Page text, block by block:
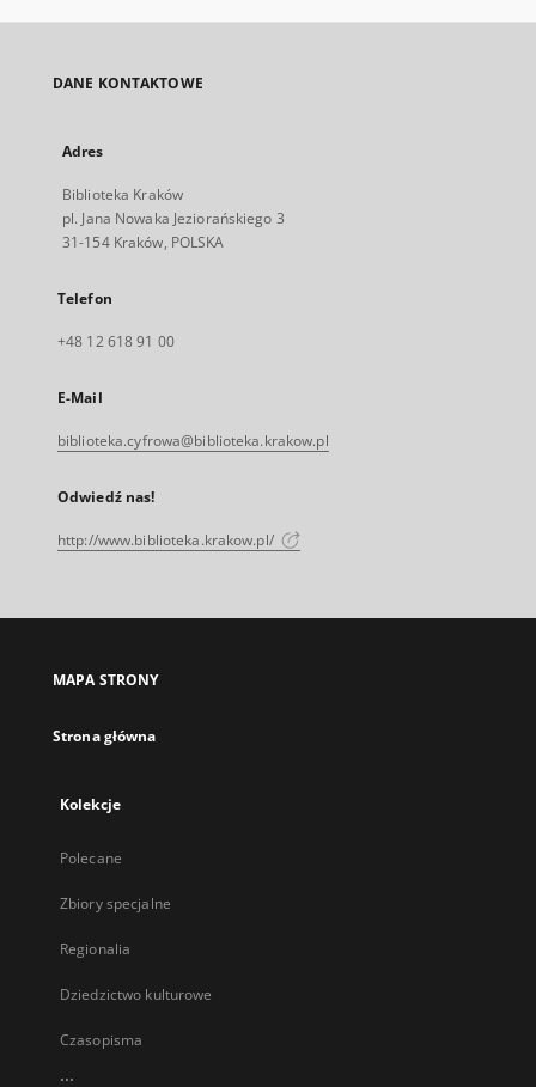
DANE KONTAKTOWE
Adres
Biblioteka Kraków
pl. Jana Nowaka Jeziorańskiego 3
31-154 Kraków, POLSKA
Telefon
+48 12 618 91 00
E-Mail
biblioteka.cyfrowa@biblioteka.krakow.pl
Odwiedź nas!
http://www.biblioteka.krakow.pl/
MAPA STRONY
Strona główna
Kolekcje
Polecane
Zbiory specjalne
Regionalia
Dziedzictwo kulturowe
Czasopisma
...